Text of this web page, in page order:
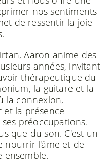
nos sentiments
de ressentir la joie
Aaron anime des
années, invitant
thérapeutique du
la guitare et la
la connexion,
et la présence
préoccupations.
que du son. C'est un
nourrir l'âme et de
ensemble.